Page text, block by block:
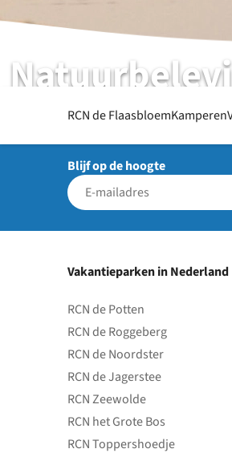
RCN de Flaasbloem | Chaam |
RCN de FlaasbloemKamperen
Blijf op de hoogte
Vakantieparken in Nederland
RCN de Potten
RCN de Roggeberg
RCN de Noordster
RCN de Jagerstee
RCN Zeewolde
RCN het Grote Bos
RCN Toppershoedje